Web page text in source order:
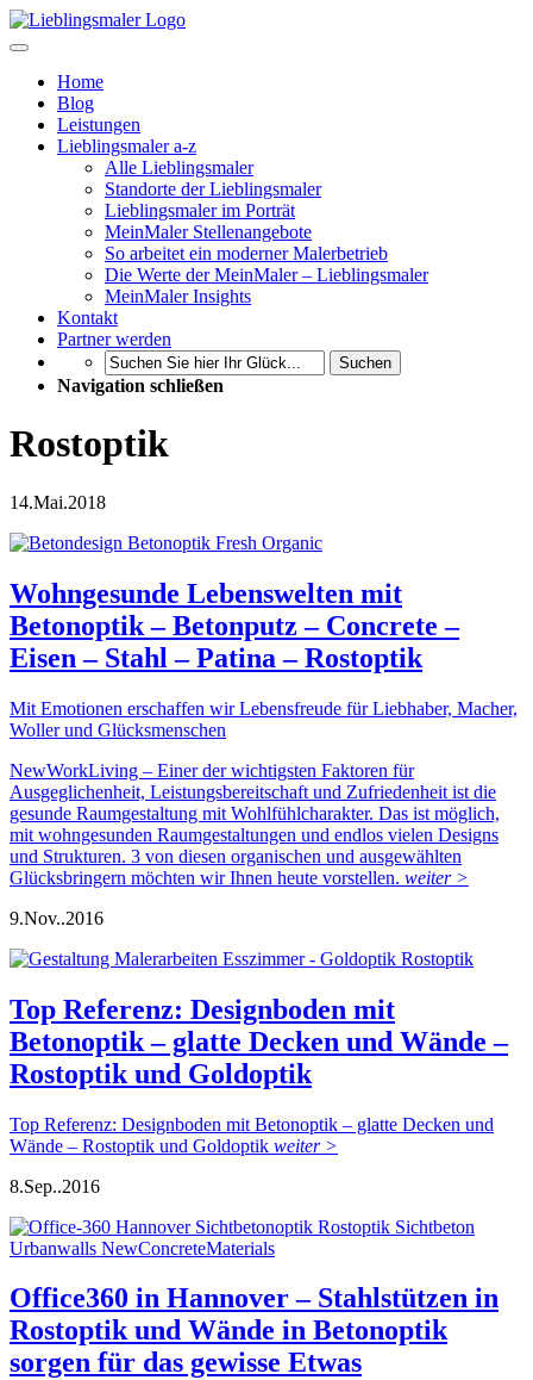
Home
Blog
Leistungen
Lieblingsmaler a-z
Alle Lieblingsmaler
Standorte der Lieblingsmaler
Lieblingsmaler im Porträt
MeinMaler Stellenangebote
So arbeitet ein moderner Malerbetrieb
Die Werte der MeinMaler – Lieblingsmaler
MeinMaler Insights
Kontakt
Partner werden
Suchen
Navigation schließen
Rostoptik
14.Mai.2018
Wohngesunde Lebenswelten mit
Betonoptik – Betonputz – Concrete –
Eisen – Stahl – Patina – Rostoptik
Mit Emotionen erschaffen wir Lebensfreude für Liebhaber, Macher,
Woller und Glücksmenschen
NewWorkLiving – Einer der wichtigsten Faktoren für
Ausgeglichenheit, Leistungsbereitschaft und Zufriedenheit ist die
gesunde Raumgestaltung mit Wohlfühlcharakter. Das ist möglich,
mit wohngesunden Raumgestaltungen und endlos vielen Designs
und Strukturen. 3 von diesen organischen und ausgewählten
Glücksbringern möchten wir Ihnen heute vorstellen. weiter >
9.Nov..2016
Top Referenz: Designboden mit
Betonoptik – glatte Decken und Wände –
Rostoptik und Goldoptik
Top Referenz: Designboden mit Betonoptik – glatte Decken und
Wände – Rostoptik und Goldoptik weiter >
8.Sep..2016
Office360 in Hannover – Stahlstützen in
Rostoptik und Wände in Betonoptik
sorgen für das gewisse Etwas